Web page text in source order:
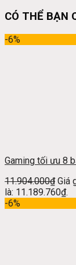
CÓ THỂ BẠN
-6%
Gaming tối ưu 8
11.904.000₫ Giá
là: 11.189.760₫.
-6%